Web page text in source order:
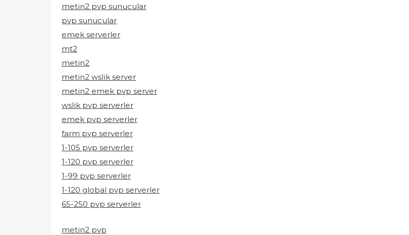
metin2 pvp sunucular
pvp sunucular
emek serverler
mt2
metin2
metin2 wslik server
metin2 emek pvp server
wslik pvp serverler
emek pvp serverler
farm pvp serverler
1-105 pvp serverler
1-120 pvp serverler
1-99 pvp serverler
1-120 global pvp serverler
65-250 pvp serverler
metin2 pvp